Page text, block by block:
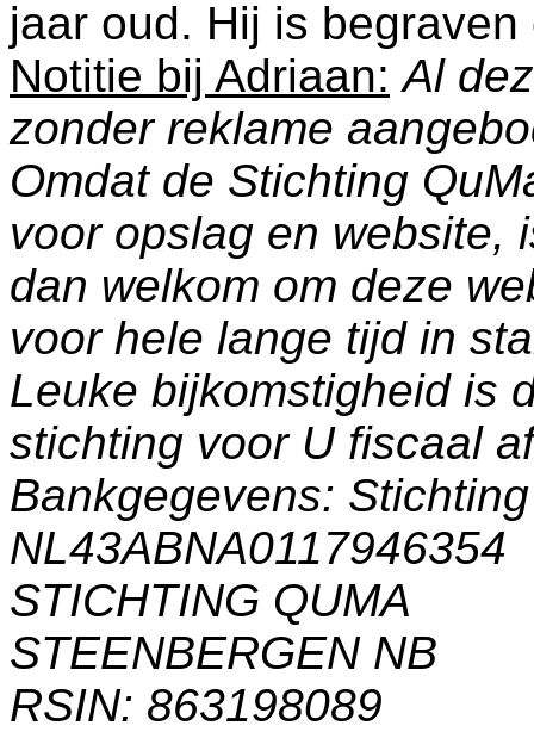
jaar oud. Hij is
Notitie bij Adriaan: Al
zonder reklame
Omdat de Stichting
voor opslag en website,
dan welkom om deze
voor hele lange tijd in
Leuke bijkomstigheid is
stichting voor U fiscaal
Bankgegevens:
NL43ABNA0117946354
STICHTING QUMA
STEENBERGEN NB
RSIN: 863198089